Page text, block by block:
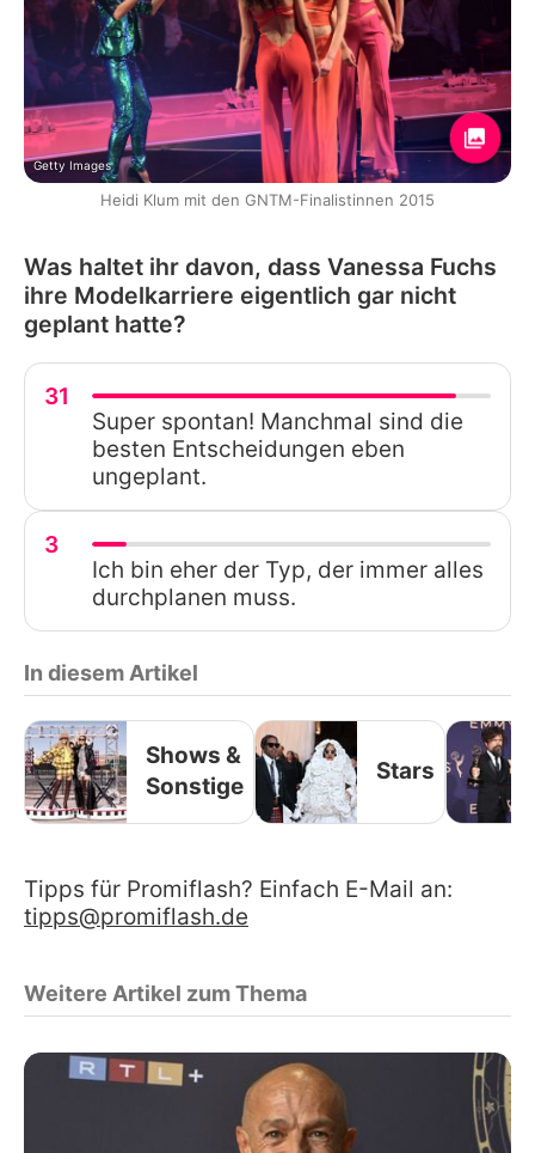
Getty Images
Heidi Klum mit den GNTM-Finalistinnen 2015
Was haltet ihr davon, dass Vanessa Fuchs
ihre Modelkarriere eigentlich gar nicht
geplant hatte?
31
Super spontan! Manchmal sind die
besten Entscheidungen eben
ungeplant.
3
Ich bin eher der Typ, der immer alles
durchplanen muss.
In diesem Artikel
Shows &
Sonstige
Stars
Tipps für Promiflash? Einfach E-Mail an:
tipps@promiflash.de
Weitere Artikel zum Thema